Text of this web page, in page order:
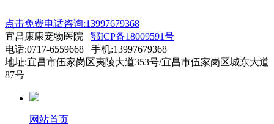
点击免费电话咨询:13997679368
宜昌康康宠物医院 鄂ICP备18009591号
电话:0717-6559668 手机:13997679368
地址:宜昌市伍家岗区夷陵大道353号/宜昌市伍家岗区城东大道
87号
网站首页